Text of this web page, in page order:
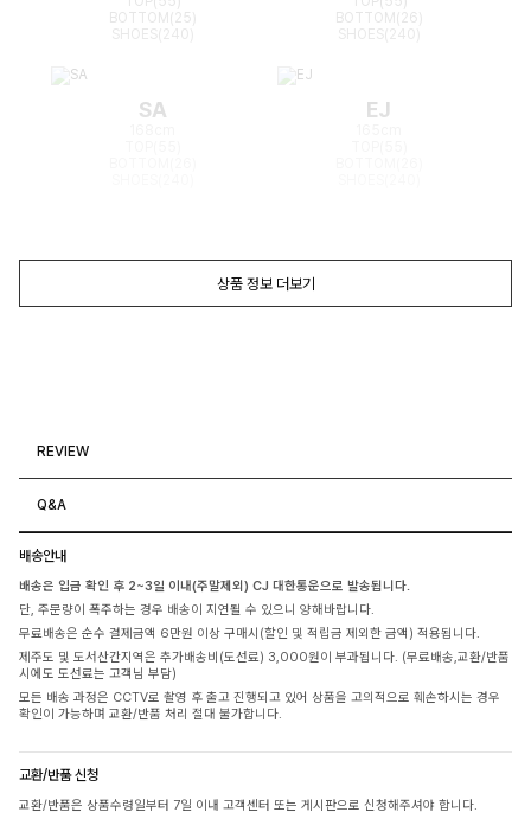
BOTTOM(25)
BOTTOM(26)
SA EJ
상품 정보 더보기
REVIEW
Q&A
배송안내
배송은 입금 확인 후 2~3일 이내(주말제외) CJ 대한통운으로 발송됩니다.
단, 주문량이 폭주하는 경우 배송이 지연될 수 있으니 양해바랍니다.
무료배송은 순수 결제금액 6만원 이상 구매시(할인 및 적립금 제외한 금액) 적용됩니다.
제주도 및 도서산간지역은 추가배송비(도선료) 3,000원이 부과됩니다. (무료배송,교환/반품
시에도 도선료는 고객님 부담)
모든 배송 과정은 CCTV로 촬영 후 출고 진행되고 있어 상품을 고의적으로 훼손하시는 경우
확인이 가능하며 교환/반품 처리 절대 불가합니다.
교환/반품 신청
교환/반품은 상품수령일부터 7일 이내 고객센터 또는 게시판으로 신청해주셔야 합니다.